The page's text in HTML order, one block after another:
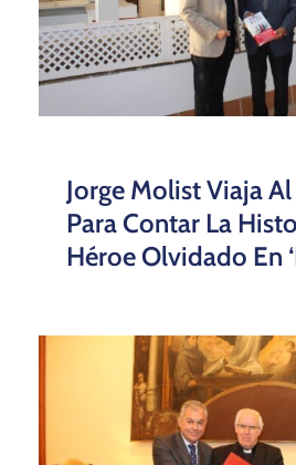
Jorge Molist Viaja
Para Contar La
Héroe Olvidado En